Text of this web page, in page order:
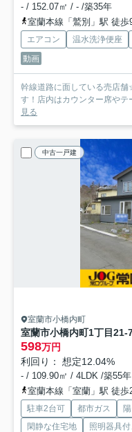
- / 152.07㎡ / - /築35年
室蘭本線「鷲別」駅 徒歩
エアコン 温水洗浄便座
動画
幹線道路に面している売店
す！店内はカウンター席やテ
見る
中古一戸建
室蘭市小橋内町
598万円
利回り： 想定12.04%
- / 109.90㎡ / 4LDK /築55年
室蘭本線「室蘭」駅 徒歩
駐車2台可 都市ガス
閑静な住宅地
照明器具付